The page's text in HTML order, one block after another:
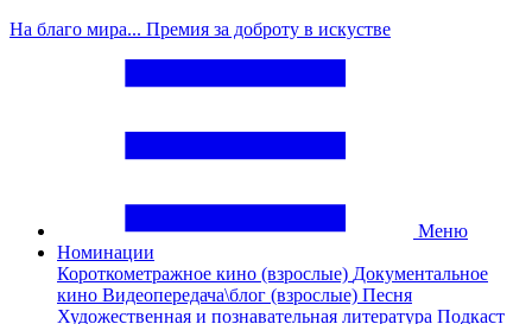
На благо мира... Премия за доброту в искустве
Меню
Номинации
Короткометражное кино (взрослые) Документальное
кино Видеопередача\блог (взрослые) Песня
Художественная и познавательная литература Подкаст